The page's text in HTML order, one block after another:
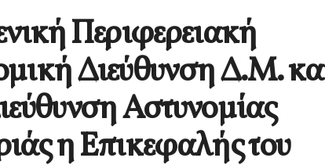
Περιφερειακή
Διεύθυνση Δ.Μ.
Αστυνομίας
η Επικεφαλής του